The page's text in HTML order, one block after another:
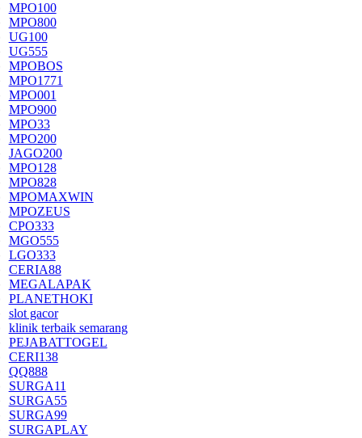
MPO100
MPO800
UG100
UG555
MPOBOS
MPO1771
MPO001
MPO900
MPO33
MPO200
JAGO200
MPO128
MPO828
MPOMAXWIN
MPOZEUS
CPO333
MGO555
LGO333
CERIA88
MEGALAPAK
PLANETHOKI
slot gacor
klinik terbaik semarang
PEJABATTOGEL
CERI138
QQ888
SURGA11
SURGA55
SURGA99
SURGAPLAY